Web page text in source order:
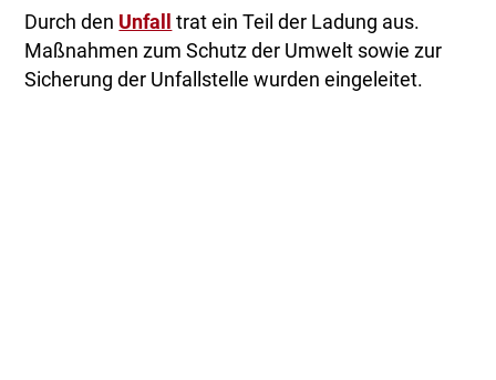
Durch den Unfall
trat ein Teil der Ladung aus.
Maßnahmen zum Schutz der Umwelt sowie zur
Sicherung der Unfallstelle wurden eingeleitet.